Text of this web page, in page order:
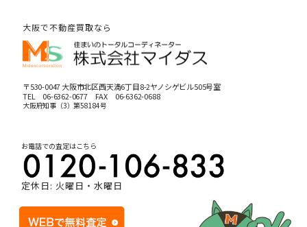
大阪で不動産買取なら
〒530-0047 大阪市北区西天満6丁目8-2ヤノシゲビル505号室
TEL 06-6362-0677FAX 06-6362-0688
大阪府知事（3）第58184号
お電話での査定はこちら
定休日: 火曜日・水曜日